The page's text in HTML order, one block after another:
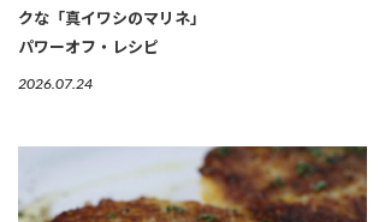
クな「真イワシのマリネ」
パワーオフ・レシピ
2026.07.24